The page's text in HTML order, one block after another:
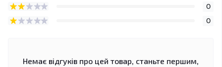
0
0
Немає відгуків про цей товар, станьте першим,